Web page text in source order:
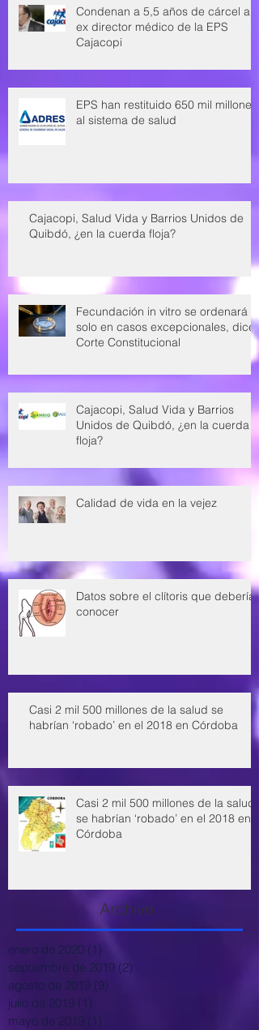
Condenan a 5,5 años de cárcel a
ex director médico de la EPS
Cajacopi
EPS han restituido 650 mil millones
al sistema de salud
Cajacopi, Salud Vida y Barrios Unidos de
Quibdó, ¿en la cuerda floja?
Fecundación in vitro se ordenará
solo en casos excepcionales, dice
Corte Constitucional
Cajacopi, Salud Vida y Barrios
Unidos de Quibdó, ¿en la cuerda
floja?
Calidad de vida en la vejez
Datos sobre el clítoris que deberías
conocer
Casi 2 mil 500 millones de la salud se
habrían ‘robado’ en el 2018 en Córdoba
Casi 2 mil 500 millones de la salud
se habrían ‘robado’ en el 2018 en
Córdoba
Archive
enero de 2020 (1)
septiembre de 2019 (2)
agosto de 2019 (9)
julio de 2019 (1)
mayo de 2019 (1)